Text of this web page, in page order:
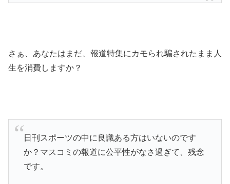
さぁ、あなたはまだ、報道特集にカモられ騙されたまま人
生を消費しますか？
日刊スポーツの中に良識ある方はいないのです
か？マスコミの報道に公平性がなさ過ぎて、残念
です。